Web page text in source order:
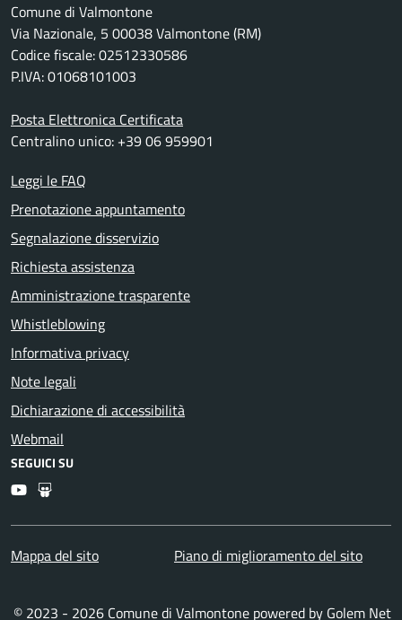
Comune di Valmontone
Via Nazionale, 5 00038 Valmontone (RM)
Codice fiscale: 02512330586
P.IVA: 01068101003
Posta Elettronica Certificata
Centralino unico: +39 06 959901
Leggi le FAQ
Prenotazione appuntamento
Segnalazione disservizio
Richiesta assistenza
Amministrazione trasparente
Whistleblowing
Informativa privacy
Note legali
Dichiarazione di accessibilità
Webmail
SEGUICI SU
YoutubeSlideshare
Mappa del sito Piano di miglioramento del sito
© 2023 - 2026 Comune di Valmontone powered by Golem Net